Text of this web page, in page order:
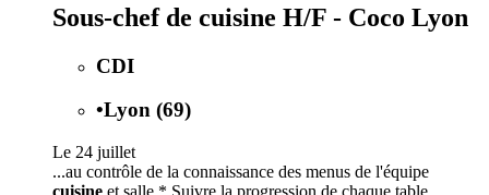
Sous-chef de cuisine H/F - Coco Lyon
CDI
•Lyon (69)
Le 24 juillet
...au contrôle de la connaissance des menus de l'équipe
cuisine et salle * Suivre la progression de chaque table